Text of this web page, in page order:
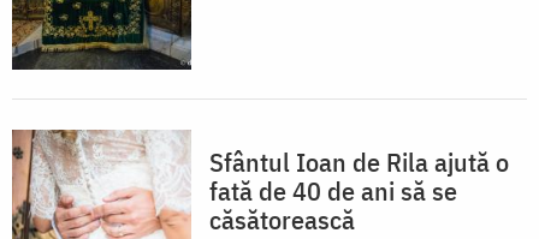
Sfântul Ioan de Rila ajută o
fată de 40 de ani să se
căsătorească